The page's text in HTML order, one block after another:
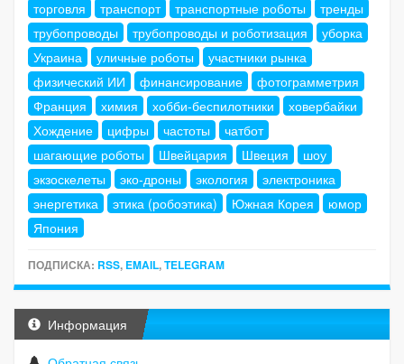
торговля
транспорт транспортные роботы
тренды
трубопроводы
трубопроводы и роботизация
уборка
Украина
уличные роботы
участники рынка
физический ИИ
финансирование
фотограмметрия
Франция
химия хобби-беспилотники
ховербайки
Хождение
цифры частоты
чатбот
шагающие роботы
Швейцария Швеция
шоу
экзоскелеты
эко-дроны экология
электроника
энергетика
этика (робоэтика) Южная Корея
юмор
Япония
ПОДПИСКА: RSS, EMAIL,TELEGRAM
Информация